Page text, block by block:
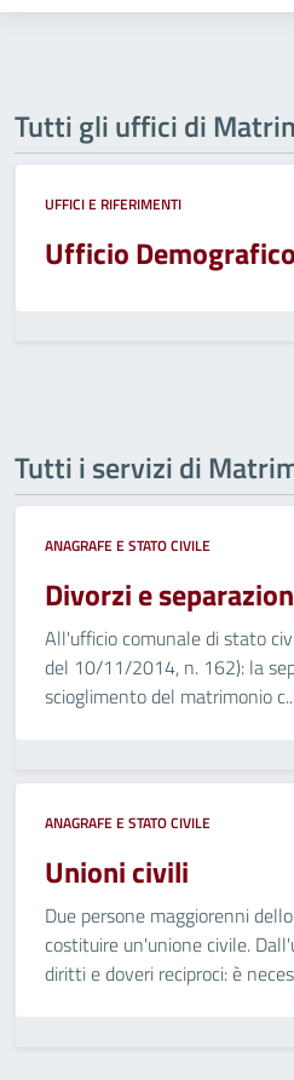
Tutti gli uffici di
UFFICI E RIFERIMENTI
Ufficio
Tutti i servizi di
ANAGRAFE E STATO CIVILE
Divorzi e
All'ufficio comunale di stato
del 10/11/2014, n. 162): la
scioglimento del matrimonio
ANAGRAFE E STATO CIVILE
Unioni civili
Due persone maggiorenni
costituire un'unione civile.
diritti e doveri reciproci: è